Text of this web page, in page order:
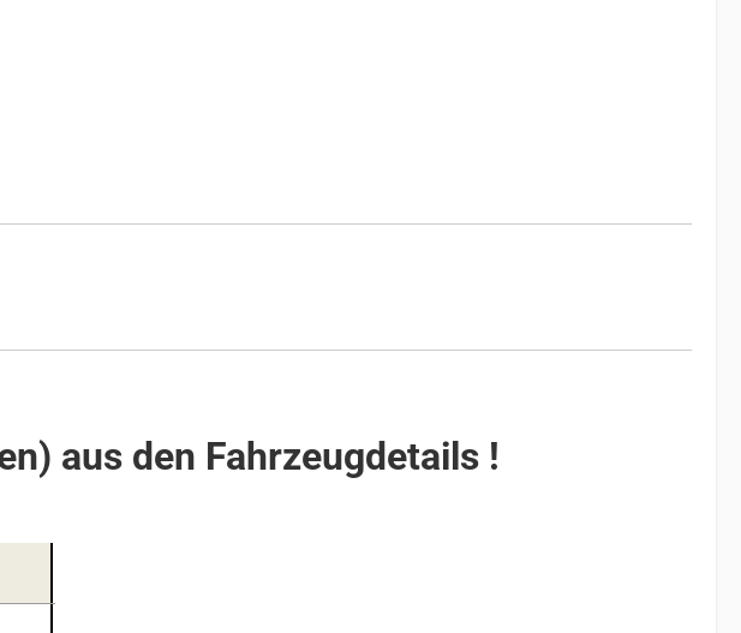
aus den Fahrzeugdetails !